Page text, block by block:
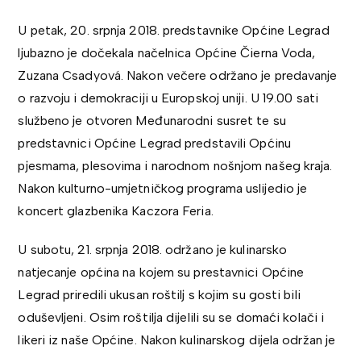
U petak, 20. srpnja 2018. predstavnike Općine Legrad
ljubazno je dočekala načelnica Općine Čierna Voda,
Zuzana Csadyová. Nakon večere održano je predavanje
o razvoju i demokraciji u Europskoj uniji. U 19.00 sati
službeno je otvoren Međunarodni susret te su
predstavnici Općine Legrad predstavili Općinu
pjesmama, plesovima i narodnom nošnjom našeg kraja.
Nakon kulturno-umjetničkog programa uslijedio je
koncert glazbenika Kaczora Feria.
U subotu, 21. srpnja 2018. održano je kulinarsko
natjecanje općina na kojem su prestavnici Općine
Legrad priredili ukusan roštilj s kojim su gosti bili
oduševljeni. Osim roštilja dijelili su se domaći kolači i
likeri iz naše Općine. Nakon kulinarskog dijela održan je